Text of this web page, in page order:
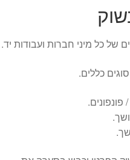
של כל מיני חברות ועבודות יד.
כללים.